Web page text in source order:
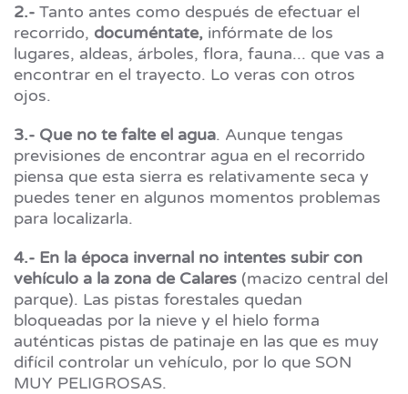
2.- Tanto antes como después de efectuar el
recorrido, documéntate, infórmate de los
lugares, aldeas, árboles, flora, fauna... que vas a
encontrar en el trayecto. Lo veras con otros
ojos.
3.- Que no te falte el agua. Aunque tengas
previsiones de encontrar agua en el recorrido
piensa que esta sierra es relativamente seca y
puedes tener en algunos momentos problemas
para localizarla.
4.- En la época invernal no intentes subir con
vehículo a la zona de Calares (macizo central del
parque). Las pistas forestales quedan
bloqueadas por la nieve y el hielo forma
auténticas pistas de patinaje en las que es muy
difícil controlar un vehículo, por lo que SON
MUY PELIGROSAS.